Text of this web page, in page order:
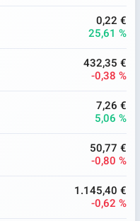
0,22 €
25,61 %
432,35 €
-0,38 %
7,26 €
5,06 %
50,77 €
-0,80 %
1.145,40 €
-0,62 %